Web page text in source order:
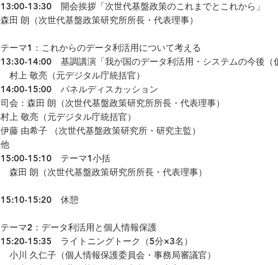
13:00-13:30 開会挨拶「次世代基盤政策のこれまでとこれから」
森田 朗（次世代基盤政策研究所所長・代表理事）
テーマ1：これからのデータ利活用について考える
13:30-14:00 基調講演「我が国のデータ利活用・システムの今後（
村上 敬亮（元デジタル庁統括官）
14:00-15:00 パネルディスカッション
司会：森田 朗（次世代基盤政策研究所所長・代表理事）
村上 敬亮（元デジタル庁統括官）
伊藤 由希子 （次世代基盤政策研究所・研究主監）
他
15:00-15:10 テーマ1小括
森田 朗（次世代基盤政策研究所所長・代表理事）
15:10-15:20 休憩
テーマ2：データ利活用と個人情報保護
15:20-15:35 ライトニングトーク（5分×3名）
小川 久仁子（個人情報保護委員会・事務局審議官）